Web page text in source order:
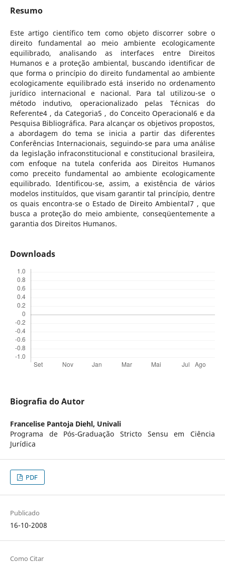
Resumo
Este artigo científico tem como objeto discorrer sobre o
direito fundamental ao meio ambiente ecologicamente
equilibrado, analisando as interfaces entre Direitos
Humanos e a proteção ambiental, buscando identificar de
que forma o princípio do direito fundamental ao ambiente
ecologicamente equilibrado está inserido no ordenamento
jurídico internacional e nacional. Para tal utilizou-se o
método indutivo, operacionalizado pelas Técnicas do
Referente4 , da Categoria5 , do Conceito Operacional6 e da
Pesquisa Bibliográfica. Para alcançar os objetivos propostos,
a abordagem do tema se inicia a partir das diferentes
Conferências Internacionais, seguindo-se para uma análise
da legislação infraconstitucional e constitucional brasileira,
com enfoque na tutela conferida aos Direitos Humanos
como preceito fundamental ao ambiente ecologicamente
equilibrado. Identificou-se, assim, a existência de vários
modelos instituídos, que visam garantir tal princípio, dentre
os quais encontra-se o Estado de Direito Ambiental7 , que
busca a proteção do meio ambiente, conseqüentemente a
garantia dos Direitos Humanos.
Downloads
Biografia do Autor
Francelise Pantoja Diehl, Univali
Programa de Pós-Graduação Stricto Sensu em Ciência
Jurídica
PDF
Publicado
16-10-2008
Como Citar